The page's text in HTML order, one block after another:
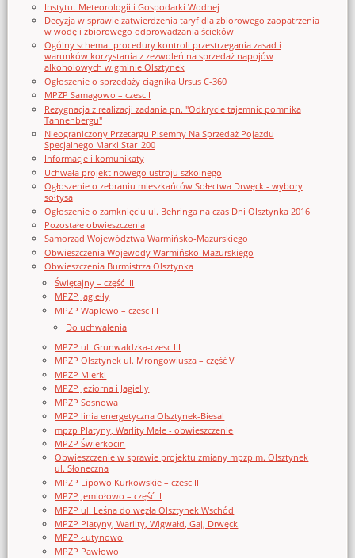
Instytut Meteorologii i Gospodarki Wodnej
Decyzja w sprawie zatwierdzenia taryf dla zbiorowego zaopatrzenia
w wodę i zbiorowego odprowadzania ścieków
Ogólny schemat procedury kontroli przestrzegania zasad i
warunków korzystania z zezwoleń na sprzedaż napojów
alkoholowych w gminie Olsztynek
Ogłoszenie o sprzedaży ciągnika Ursus C-360
MPZP Samagowo – czesc I
Rezygnacja z realizacji zadania pn. "Odkrycie tajemnic pomnika
Tannenbergu"
Nieograniczony Przetargu Pisemny Na Sprzedaż Pojazdu
Specjalnego Marki Star_200
Informacje i komunikaty
Uchwała projekt nowego ustroju szkolnego
Ogłoszenie o zebraniu mieszkańców Sołectwa Drwęck - wybory
sołtysa
Ogłoszenie o zamknięciu ul. Behringa na czas Dni Olsztynka 2016
Pozostałe obwieszczenia
Samorząd Województwa Warmińsko-Mazurskiego
Obwieszczenia Wojewody Warmińsko-Mazurskiego
Obwieszczenia Burmistrza Olsztynka
Świętajny – część III
MPZP Jagiełły
MPZP Waplewo – czesc III
Do uchwalenia
MPZP ul. Grunwaldzka-czesc III
MPZP Olsztynek ul. Mrongowiusza – część V
MPZP Mierki
MPZP Jeziorna i Jagielly
MPZP Sosnowa
MPZP linia energetyczna Olsztynek-Biesal
mpzp Platyny, Warlity Małe - obwieszczenie
MPZP Świerkocin
Obwieszczenie w sprawie projektu zmiany mpzp m. Olsztynek
ul. Słoneczna
MPZP Lipowo Kurkowskie – czesc II
MPZP Jemiołowo – część II
MPZP ul. Leśna do węzła Olsztynek Wschód
MPZP Platyny, Warlity, Wigwałd, Gaj, Drwęck
MPZP Łutynowo
MPZP Pawłowo